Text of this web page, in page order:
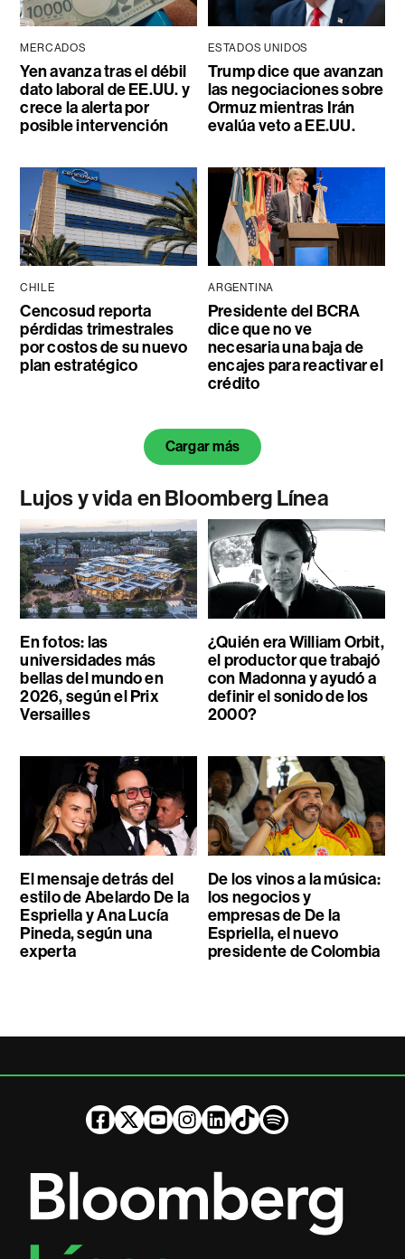
MERCADOS
Yen avanza tras el débil
dato laboral de EE.UU. y
crece la alerta por
posible intervención
ESTADOS UNIDOS
Trump dice que avanzan
las negociaciones sobre
Ormuz mientras Irán
evalúa veto a EE.UU.
CHILE
Cencosud reporta
pérdidas trimestrales
por costos de su nuevo
plan estratégico
ARGENTINA
Presidente del BCRA
dice que no ve
necesaria una baja de
encajes para reactivar el
crédito
Cargar más
Lujos y vida en Bloomberg Línea
En fotos: las
universidades más
bellas del mundo en
2026, según el Prix
Versailles
¿Quién era William Orbit,
el productor que trabajó
con Madonna y ayudó a
definir el sonido de los
2000?
El mensaje detrás del
estilo de Abelardo De la
Espriella y Ana Lucía
Pineda, según una
experta
De los vinos a la música:
los negocios y
empresas de De la
Espriella, el nuevo
presidente de Colombia